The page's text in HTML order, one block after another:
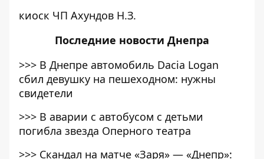
киоск ЧП Ахундов Н.З.
Последние новости Днепра
>>> В Днепре автомобиль Dacia Logan
сбил девушку на пешеходном: нужны
свидетели
>>> В аварии с автобусом с детьми
погибла звезда Оперного театра
>>> Скандал на матче «Заря» — «Днепр»: